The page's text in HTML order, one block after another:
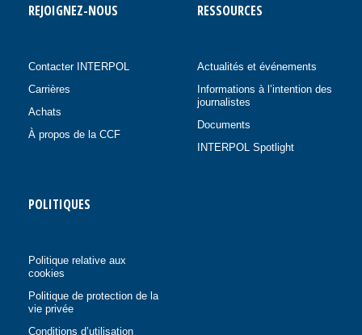
REJOIGNEZ-NOUS
Contacter INTERPOL
Carrières
Achats
À propos de la CCF
RESSOURCES
Actualités et événements
Informations à l’intention des
journalistes
Documents
INTERPOL Spotlight
POLITIQUES
Politique relative aux
cookies
Politique de protection de la
vie privée
Conditions d’utilisation